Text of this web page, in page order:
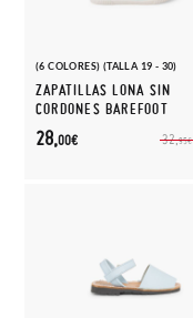
(6 COLORES) (TALLA 19 - 30)
ZAPATILLAS LONA SIN
CORDONES BAREFOOT
32,95€
28,00€